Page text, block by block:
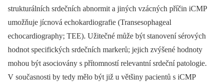
strukturálních srdečních abnormit a jiných vzácných příčin iCMP
umožňuje jícnová echokardiografie (Transesophageal
echocardiography; TEE). Užitečné může být stanovení sérových
hodnot specifických srdečních markerů; jejich zvýšené hodnoty
mohou být asociovány s přítomností relevantní srdeční patologie.
V současnosti by tedy mělo být již u většiny pacientů s iCMP